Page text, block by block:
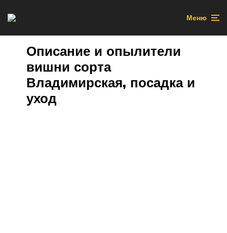
Меню
Описание и опылители
вишни сорта
Владимирская, посадка и
уход